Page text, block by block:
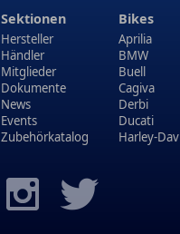
Sektionen
Hersteller
Händler
Mitglieder
Dokumente
News
Events
Zubehörkatalog
Bikes
Aprilia
BMW
Buell
Cagiva
Derbi
Ducati
Harley-